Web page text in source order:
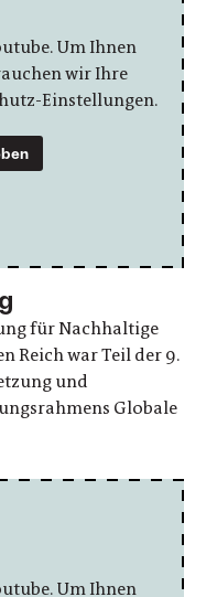
Um Ihnen
wir Ihre
Einstellungen.
für Nachhaltige
Reich war Teil der 9.
und
Globale
Um Ihnen